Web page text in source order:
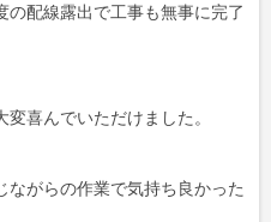
の配線露出で工事も無事に完了
喜んでいただけました。
がらの作業で気持ち良かった